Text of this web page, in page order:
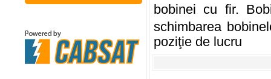
bobinei cu fir.
schimbarea
poziţie de lucru